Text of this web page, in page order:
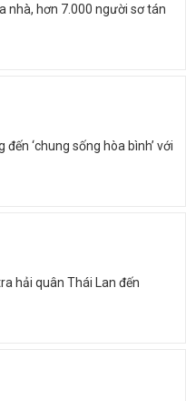
nhà, hơn 7.000 người sơ tán
‘chung sống hòa bình’ với
hải quân Thái Lan đến